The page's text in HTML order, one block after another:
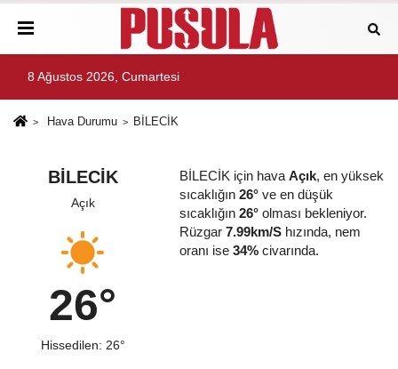
8 Ağustos 2026, Cumartesi
Hava Durumu BİLECİK
BİLECİK
Açık
26°
Hissedilen: 26°
BİLECİK için hava Açık, en yüksek
sıcaklığın 26°ve en düşük
sıcaklığın 26°olması bekleniyor.
Rüzgar 7.99km/Shızında, nem
oranı ise 34%civarında.